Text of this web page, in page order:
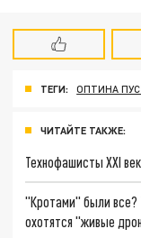
ТЕГИ: ОПТИНА
ЧИТАЙТЕ ТАКЖЕ:
Технофашисты XXI
"Кротами" были все?
охотятся "живые